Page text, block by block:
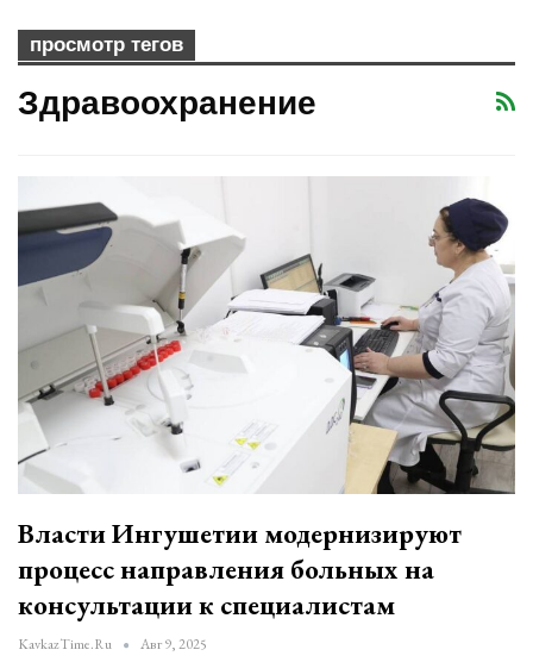
просмотр тегов
Здравоохранение
Власти Ингушетии модернизируют
процесс направления больных на
консультации к специалистам
KavkazTime.ru Авг 9, 2025